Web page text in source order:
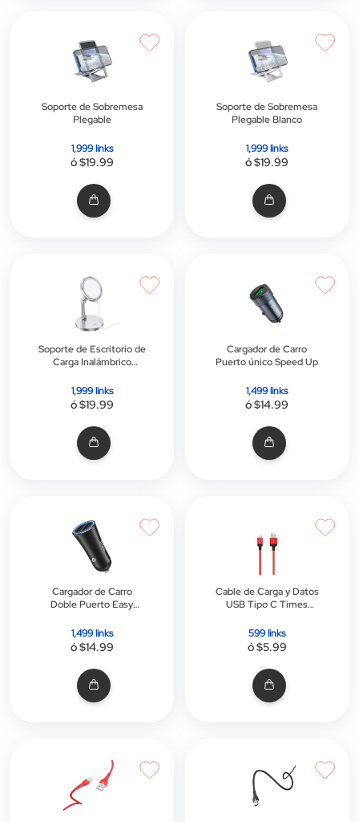
Soporte de Sobremesa
Plegable
1,999 links
ó $19.99
Soporte de Sobremesa
Plegable Blanco
1,999 links
ó $19.99
Soporte de Escritorio de
Carga Inalámbrico
1,999 links
ó $19.99
Cargador de Carro
Puerto único Speed Up
1,499 links
ó $14.99
Cargador de Carro
Doble Puerto Easy
1,499 links
ó $14.99
Cable de Carga y Datos
USB Tipo C Times
599 links
ó $5.99